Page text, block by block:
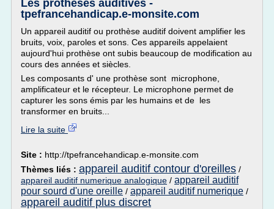
Les prothèses auditives -
tpefrancehandicap.e-monsite.com
Un appareil auditif ou prothèse auditif doivent amplifier les
bruits, voix, paroles et sons. Ces appareils appelaient
aujourd'hui prothèse ont subis beaucoup de modification au
cours des années et siècles.
Les composants d' une prothèse sont microphone,
amplificateur et le récepteur. Le microphone permet de
capturer les sons émis par les humains et de les
transformer en bruits...
Lire la suite
Site : http://tpefrancehandicap.e-monsite.com
Thèmes liés : appareil auditif contour d'oreilles /
appareil auditif numerique analogique / appareil auditif
pour sourd d'une oreille / appareil auditif numerique /
appareil auditif plus discret